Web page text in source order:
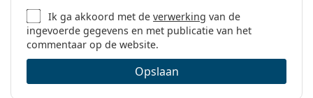
Ik ga akkoord met deverwerking van de
ingevoerde gegevens en met publicatie van het
commentaar op de website.
Opslaan